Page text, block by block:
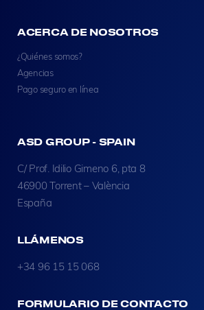
ACERCA DE NOSOTROS
¿Quiénes somos?
Agencias
Pago seguro en línea
ASD GROUP - SPAIN
C/ Prof. Idilio Gimeno 6, pta 8
46900 Torrent – València
España
LLÁMENOS
+34 96 15 15 068
FORMULARIO DE CONTACTO